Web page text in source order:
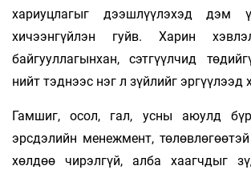
хариуцлагыг дээшлүүлэхэд дэм
хичээнгүйлэн гуйв. Харин
байгууллагынхан, сэтгүүлчид
нийт тэднээс нэг л зүйлийг эргүүлээд
Гамшиг, осол, гал, усны аюулд
эрсдэлийн менежмент,
хөлдөө чирэлгүй, алба хаагчдыг